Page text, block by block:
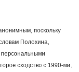
поскольку
Полохина,
сходство с 1990-ми,